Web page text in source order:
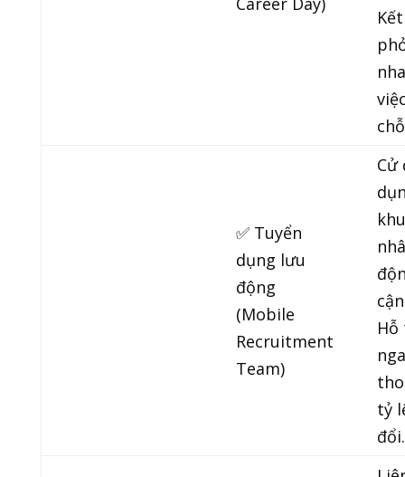
✅ Tuyển
dụng lưu
động
(Mobile
Recruitment
Team)
Cử
tỷ
đổi.